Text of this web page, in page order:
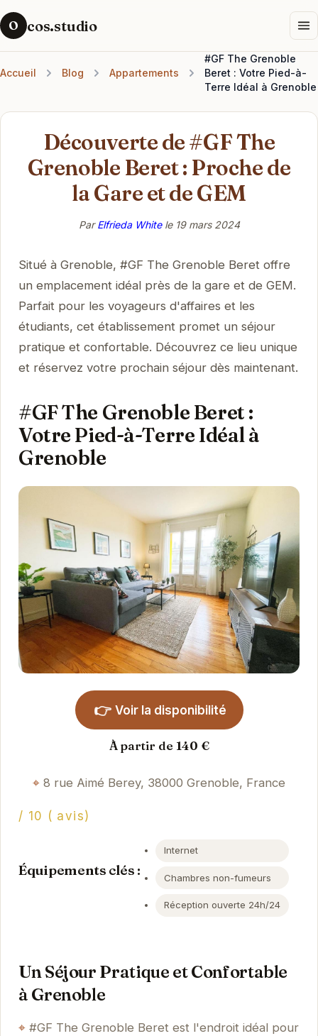
O cos.studio
Accueil Blog Appartements
#GF The Grenoble
Beret : Votre Pied-à-
Terre Idéal à Grenoble
Découverte de #GF The
Grenoble Beret : Proche de
la Gare et de GEM
ParElfrieda Whitele 19 mars 2024
Situé à Grenoble, #GF The Grenoble Beret offre
un emplacement idéal près de la gare et de GEM.
Parfait pour les voyageurs d'affaires et les
étudiants, cet établissement promet un séjour
pratique et confortable. Découvrez ce lieu unique
et réservez votre prochain séjour dès maintenant.
#GF The Grenoble Beret :
Votre Pied-à-Terre Idéal à
Grenoble
👉 Voir la disponibilité
À partir de 140 €
8 rue Aimé Berey, 38000 Grenoble, France
/ 10 ( avis)
Équipements clés :
Internet
Chambres non-fumeurs
Réception ouverte 24h/24
Un Séjour Pratique et Confortable
à Grenoble
#GF The Grenoble Beret est l'endroit idéal pour